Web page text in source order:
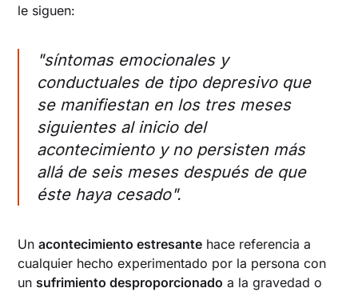
le siguen:
"síntomas emocionales y
conductuales de tipo depresivo que
se manifiestan en los tres meses
siguientes al inicio del
acontecimiento y no persisten más
allá de seis meses después de que
éste haya cesado".
Unacontecimiento estresante hace referencia a
cualquier hecho experimentado por la persona con
un sufrimiento desproporcionado a la gravedad o